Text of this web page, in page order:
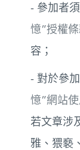
- 參加者
憶”授權
容；
- 對於參
憶”網站
若文章涉
雅、猥褻